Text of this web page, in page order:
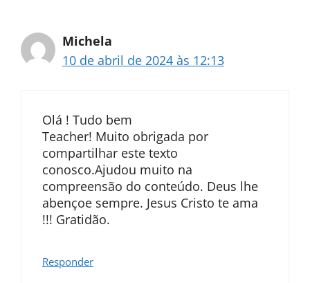
Michela
10 de abril de 2024 às 12:13
Olá ! Tudo bem
Teacher! Muito obrigada por
compartilhar este texto
conosco.Ajudou muito na
compreensão do conteúdo. Deus lhe
abençoe sempre. Jesus Cristo te ama
!!! Gratidão.
Responder